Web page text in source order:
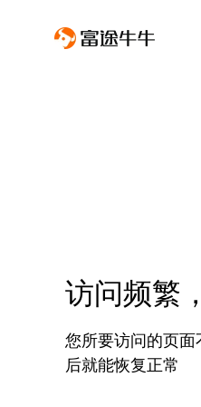
访问频繁
您所要访问的页
后就能恢复正常